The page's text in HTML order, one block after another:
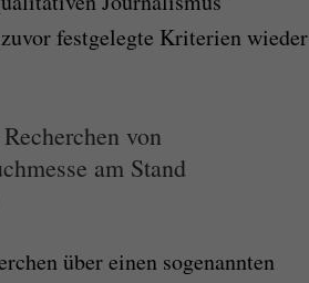
festgelegte Kriterien wieder
von
am Stand
über einen sogenannten